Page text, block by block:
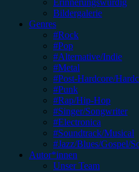
Erinnerungswürdig
Bildergalerie
Genres
#Rock
#Pop
#Alternative/Indie
#Metal
#Post-Hardcore/
#Punk
#Rap/Hip-Hop
#Singer/Songwriter
#Electronica
#Soundtrack/Musical
#Jazz/Blues/Gospel/
Autor*innen
Unser Team